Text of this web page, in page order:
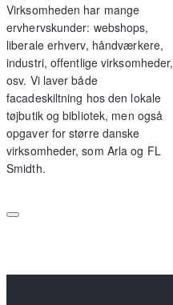
Virksomheden har mange
ervhervskunder: webshops,
liberale erhverv, håndværkere,
industri, offentlige virksomheder,
osv. Vi laver både
facadeskiltning hos den lokale
tøjbutik og bibliotek, men også
opgaver for større danske
virksomheder, som Arla og FL
Smidth.